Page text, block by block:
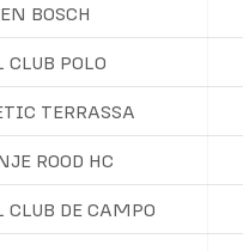
BOSCH
CLUB POLO
TERRASSA
ROOD HC
CLUB DE CAMPO